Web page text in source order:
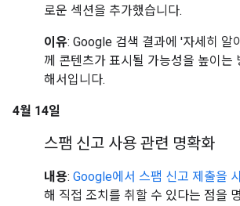
로운 섹션을 추가했습니다.
이유: Google 검색 결과에 '자세히 알
께 콘텐츠가 표시될 가능성을 높이는
해서입니다.
4월 14일
스팸 신고 사용 관련 명확화
내용: Google에서 스팸 신고 제출을
해 직접 조치를 취할 수 있다는 점을